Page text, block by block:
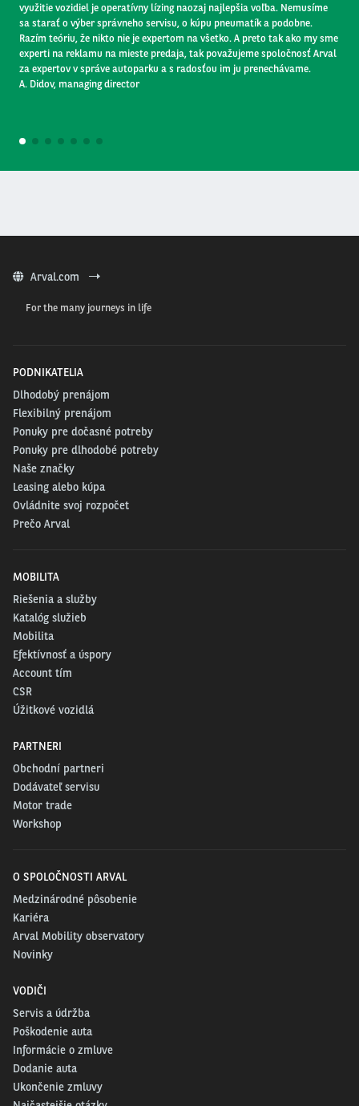
využitie vozidiel je operatívny lízing naozaj najlepšia voľba. Nemusíme
sa starať o výber správneho servisu, o kúpu pneumatík a podobne.
Razím teóriu, že nikto nie je expertom na všetko. A preto tak ako my sme
experti na reklamu na mieste predaja, tak považujeme spoločnosť Arval
za expertov v správe autoparku a s radosťou im ju prenechávame.
A. Didov, managing director
Arval.com
For the many journeys in life
PODNIKATELIA
Dlhodobý prenájom
Flexibilný prenájom
Ponuky pre dočasné potreby
Ponuky pre dlhodobé potreby
Naše značky
Leasing alebo kúpa
Ovládnite svoj rozpočet
Prečo Arval
MOBILITA
Riešenia a služby
Katalóg služieb
Mobilita
Efektívnosť a úspory
Account tím
CSR
Úžitkové vozidlá
PARTNERI
Obchodní partneri
Dodávateľ servisu
Motor trade
Workshop
O SPOLOČNOSTI ARVAL
Medzinárodné pôsobenie
Kariéra
Arval Mobility observatory
Novinky
VODIČI
Servis a údržba
Poškodenie auta
Informácie o zmluve
Dodanie auta
Ukončenie zmluvy